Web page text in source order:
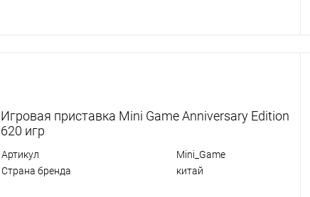
Игровая приставка Mini Game Anniversary Edition
620 игр
Артикул
Mini_Game
Страна бренда
китай